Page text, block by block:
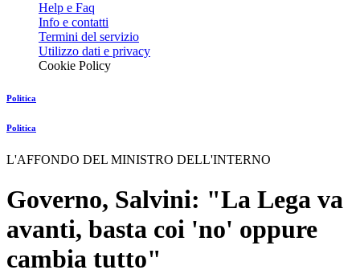
Help e Faq
Info e contatti
Termini del servizio
Utilizzo dati e privacy
Cookie Policy
Politica
Politica
L'AFFONDO DEL MINISTRO DELL'INTERNO
Governo, Salvini: "La Lega va
avanti, basta coi 'no' oppure
cambia tutto"